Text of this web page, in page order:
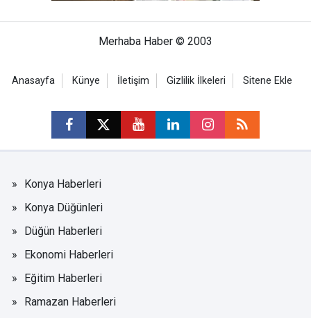
Merhaba Haber © 2003
Anasayfa Künye İletişim Gizlilik İlkeleri Sitene Ekle
Konya Haberleri
Konya Düğünleri
Düğün Haberleri
Ekonomi Haberleri
Eğitim Haberleri
Ramazan Haberleri